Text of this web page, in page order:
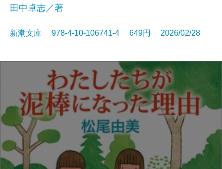
田中卓志／著
新潮文庫 978-4-10-106741-4 649円 2026/02/28